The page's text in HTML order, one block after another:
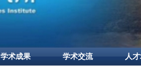
学术成果 学术交流 人